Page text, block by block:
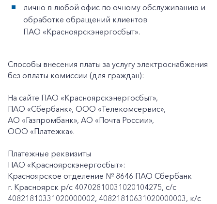
лично в любой офис по очному обслуживанию и
обработке обращений клиентов
ПАО «Красноярскэнергосбыт».
Способы внесения платы за услугу электроснабжения
без оплаты комиссии (для граждан):
На сайте ПАО «Красноярскэнергосбыт»,
ПАО «Сбербанк», ООО «Телекомсервис»,
АО «Газпромбанк», АО «Почта России»,
ООО «Платежка».
Платежные реквизиты
ПАО «Красноярскэнергосбыт»:
Красноярское отделение № 8646 ПАО Сбербанк
г. Красноярск p/c 40702810031020104275, с/с
40821810331020000002, 40821810631020000003, к/c